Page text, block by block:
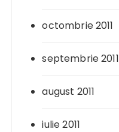
octombrie 2011
septembrie 2011
august 2011
iulie 2011